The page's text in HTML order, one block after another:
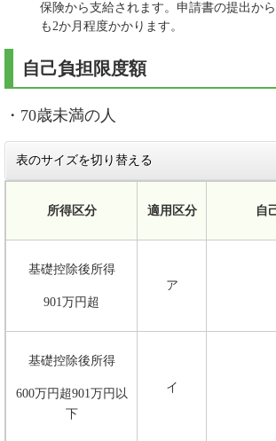
保険から支給されます。申請書の提出か
も2か月程度かかります。
自己負担限度額
・70歳未満の人
表のサイズを切り替える
所得区分 適用区分 自
基礎控除後所得
901万円超
ア
基礎控除後所得
600万円超901万円以
下
イ